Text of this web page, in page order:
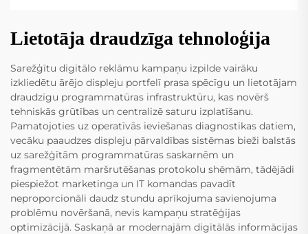
Lietotāja draudzīga tehnoloģija
Sarežģītu digitālo reklāmu kampaņu izpilde vairāku
izkliedētu ārējo displeju portfelī prasa spēcīgu un lietotājam
draudzīgu programmatūras infrastruktūru, kas novērš
tehniskās grūtības un centralizē saturu izplatīšanu.
Pamatojoties uz operatīvās ieviešanas diagnostikas datiem,
vecāku paaudzes displeju pārvaldības sistēmas bieži balstās
uz sarežģītām programmatūras saskarnēm un
fragmentētām maršrutēšanas protokolu shēmām, tādējādi
piespiežot marketinga un IT komandas pavadīt
neproporcionāli daudz stundu aprīkojuma savienojuma
problēmu novēršanā, nevis kampaņu stratēģijas
optimizācijā. Saskaņā ar modernajām digitālās informācijas